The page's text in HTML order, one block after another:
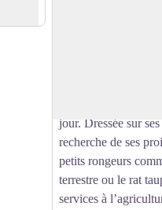
jour. Dressée sur
recherche de ses
petits rongeurs
terrestre ou le rat
services à